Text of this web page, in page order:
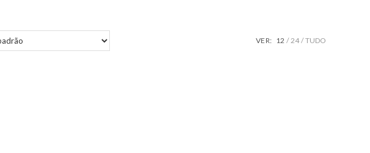
VER: 12 24 TUDO